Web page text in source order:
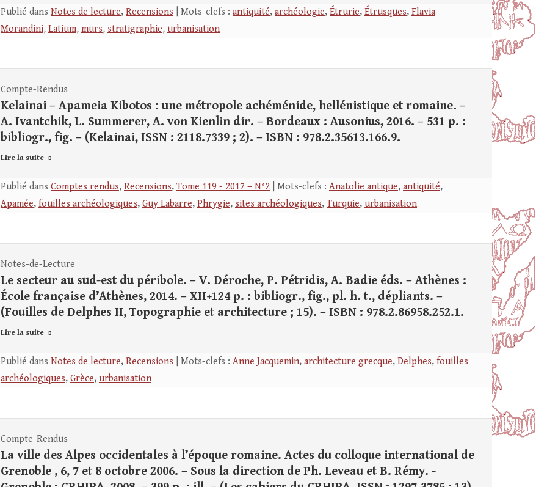
Publié dans Notes de lecture, Recensions | Mots-clefs : antiquité, archéologie, Étrurie, Étrusques, Flavia
Morandini, Latium, murs, stratigraphie, urbanisation
Compte-Rendus
Kelainai – Apameia Kibotos : une métropole achéménide, hellénistique et romaine. –
A. Ivantchik, L. Summerer, A. von Kienlin dir. – Bordeaux : Ausonius, 2016. – 531 p. :
bibliogr., fig. – (Kelainai, ISSN : 2118.7339 ; 2). – ISBN : 978.2.35613.166.9.
Lire la suite
Publié dans Comptes rendus, Recensions, Tome 119 - 2017 – N°2 | Mots-clefs : Anatolie antique, antiquité,
Apamée, fouilles archéologiques, Guy Labarre, Phrygie, sites archéologiques, Turquie, urbanisation
Notes-de-Lecture
Le secteur au sud-est du péribole. – V. Déroche, P. Pétridis, A. Badie éds. – Athènes :
École française d’Athènes, 2014. – XII+124 p. : bibliogr., fig., pl. h. t., dépliants. –
(Fouilles de Delphes II, Topographie et architecture ; 15). – ISBN : 978.2.86958.252.1.
Lire la suite
Publié dans Notes de lecture, Recensions | Mots-clefs : Anne Jacquemin, architecture grecque, Delphes, fouilles
archéologiques, Grèce, urbanisation
Compte-Rendus
La ville des Alpes occidentales à l’époque romaine. Actes du colloque international de
Grenoble , 6, 7 et 8 octobre 2006. – Sous la direction de Ph. Leveau et B. Rémy. -